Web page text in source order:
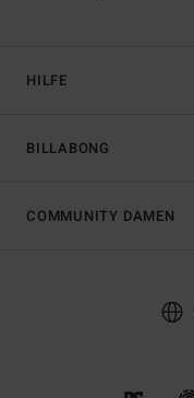
HILFE
BILLABONG
COMMUNITY DAMEN